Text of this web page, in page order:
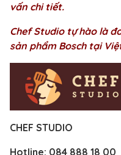
vấn chi tiết.
Chef Studio tự hào là
sản phẩm Bosch tại
CHEF STUDIO
Hotline: 084 888 18 00